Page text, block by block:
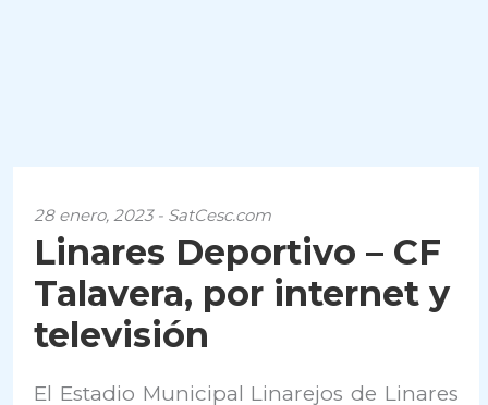
28 enero, 2023 - SatCesc.com
Linares Deportivo – CF
Talavera, por internet y
televisión
El Estadio Municipal Linarejos de Linares